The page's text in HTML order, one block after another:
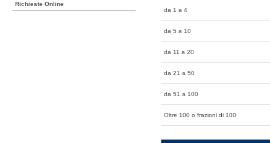
da 1 a 4
da 5 a 10
da 11 a 20
da 21 a 50
da 51 a 100
Oltre 100 o frazioni di 100
Richieste Online